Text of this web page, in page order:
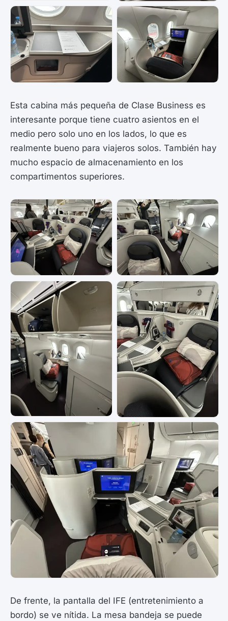
Esta cabina más pequeña de Clase Business es
interesante porque tiene cuatro asientos en el
medio pero solo uno en los lados, lo que es
realmente bueno para viajeros solos. También hay
mucho espacio de almacenamiento en los
compartimentos superiores.
De frente, la pantalla del IFE (entretenimiento a
bordo) se ve nítida. La mesa bandeja se puede